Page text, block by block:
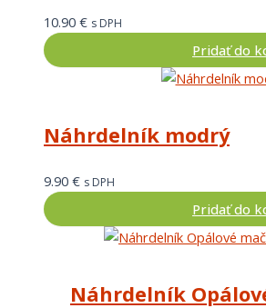
10.90 € s DPH
Pridať do
Náhrdelník modrý
9.90 € s DPH
Pridať do
Náhrdelník